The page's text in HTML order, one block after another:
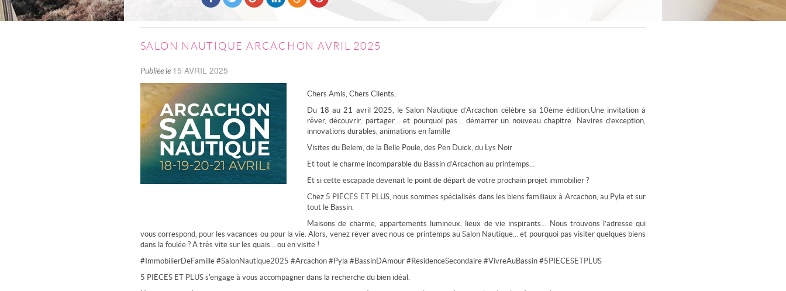
SALON NAUTIQUE ARCACHON AVRIL 2025
Publiée le 15 AVRIL 2025
Chers Amis, Chers Clients,
Du 18 au 21 avril 2025, le Salon Nautique d’Arcachon célèbre sa 10ème édition.Une invitation à
rêver, découvrir, partager… et pourquoi pas… démarrer un nouveau chapitre. Navires d’exception,
innovations durables, animations en famille
Visites du Belem, de la Belle Poule, des Pen Duick, du Lys Noir
Et tout le charme incomparable du Bassin d’Arcachon au printemps…
Et si cette escapade devenait le point de départ de votre prochain projet immobilier ?
Chez 5 PIÈCES ET PLUS, nous sommes spécialisés dans les biens familiaux à Arcachon, au Pyla et sur
tout le Bassin.
Maisons de charme, appartements lumineux, lieux de vie inspirants… Nous trouvons l’adresse qui
vous correspond, pour les vacances ou pour la vie. Alors, venez rêver avec nous ce printemps au Salon Nautique… et pourquoi pas visiter quelques biens
dans la foulée ? À très vite sur les quais… ou en visite !
#ImmobilierDeFamille #SalonNautique2025 #Arcachon #Pyla #BassinDAmour #RésidenceSecondaire #VivreAuBassin #5PIECESETPLUS
5 PIÈCES ET PLUS s'engage à vous accompagner dans la recherche du bien idéal.